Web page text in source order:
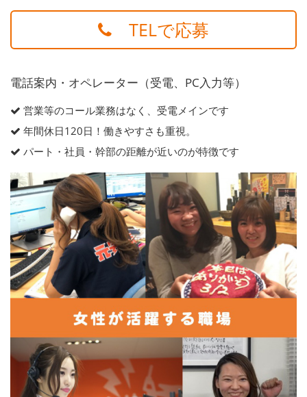
TELで応募
電話案内・オペレーター（受電、PC入力等）
営業等のコール業務はなく、受電メインです
年間休日120日！働きやすさも重視。
パート・社員・幹部の距離が近いのが特徴です